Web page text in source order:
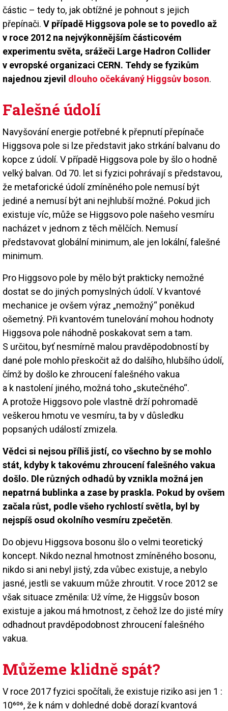
částic – tedy to, jak obtížné je pohnout s jejich
přepínači. V případě Higgsova pole se to povedlo až
v roce 2012 na nejvýkonnějším částicovém
experimentu světa, srážeči Large Hadron Collider
v evropské organizaci CERN. Tehdy se fyzikům
najednou zjevil dlouho očekávaný Higgsův boson.
Falešné údolí
Navyšování energie potřebné k přepnutí přepínače
Higgsova pole si lze představit jako strkání balvanu do
kopce z údolí. V případě Higgsova pole by šlo o hodně
velký balvan. Od 70. let si fyzici pohrávají s představou,
že metaforické údolí zmíněného pole nemusí být
jediné a nemusí být ani nejhlubší možné. Pokud jich
existuje víc, může se Higgsovo pole našeho vesmíru
nacházet v jednom z těch mělčích. Nemusí
představovat globální minimum, ale jen lokální, falešné
minimum.
Pro Higgsovo pole by mělo být prakticky nemožné
dostat se do jiných pomyslných údolí. V kvantové
mechanice je ovšem výraz „nemožný“ poněkud
ošemetný. Při kvantovém tunelování mohou hodnoty
Higgsova pole náhodně poskakovat sem a tam.
S určitou, byť nesmírně malou pravděpodobností by
dané pole mohlo přeskočit až do dalšího, hlubšího údolí,
čímž by došlo ke zhroucení falešného vakua
a k nastolení jiného, možná toho „skutečného“.
A protože Higgsovo pole vlastně drží pohromadě
veškerou hmotu ve vesmíru, ta by v důsledku
popsaných událostí zmizela.
Vědci si nejsou příliš jistí, co všechno by se mohlo
stát, kdyby k takovému zhroucení falešného vakua
došlo. Dle různých odhadů by vznikla možná jen
nepatrná bublinka a zase by praskla. Pokud by ovšem
začala růst, podle všeho rychlostí světla, byl by
nejspíš osud okolního vesmíru zpečetěn.
Do objevu Higgsova bosonu šlo o velmi teo­retický
koncept. Nikdo neznal hmotnost zmíněného bosonu,
nikdo si ani nebyl jistý, zda vůbec existuje, a nebylo
jasné, jestli se vakuum může zhroutit. V roce 2012 se
však situace změnila: Už víme, že Higgsův boson
existuje a jakou má hmotnost, z čehož lze do jisté míry
odhadnout pravděpodobnost zhroucení falešného
vakua.
Můžeme klidně spát?
V roce 2017 fyzici spočítali, že existuje riziko asi jen 1 :
10⁶⁰⁶, že k nám v dohledné době dorazí kvantová